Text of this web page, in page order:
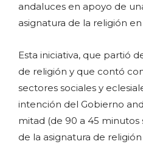
andaluces en apoyo de
asignatura de la religión
Esta iniciativa, que partió
de religión y que contó
sectores sociales y
intención del Gobierno
mitad (de 90 a 45 minutos
de la asignatura de